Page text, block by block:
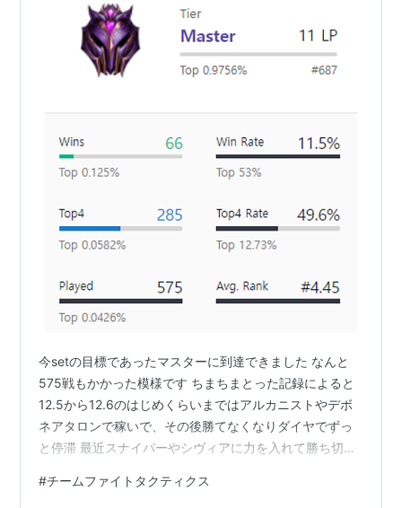
今setの目標であったマスターに到達できました なんと
575戦もかかった模様です ちまちまとった記録によると
12.5から12.6のはじめくらいまではアルカニストやデボ
ネアタロンで稼いで、その後勝てなくなりダイヤでずっ
と停滞 最近スナイパーやシヴィアに力を入れて勝ち切れ
ツインショットはしんどい ・アルカニストは8になって
#チームファイトタクティクス